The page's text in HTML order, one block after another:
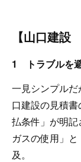
【山口建設
1 トラブルを
一見シンプル
口建設の見積
払条件」が明記
ガスの使用」
及。